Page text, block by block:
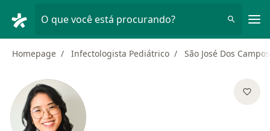
O que você está procurando?
Homepage Infectologista Pediátrico São José Dos Campos